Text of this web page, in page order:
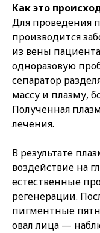
Как это
Для проведения
производится
из вены
одноразовую
сепаратор
массу и плазму,
Полученная
лечения.
В результате
воздействие на
естественные
регенерации.
пигментные
овал лица —